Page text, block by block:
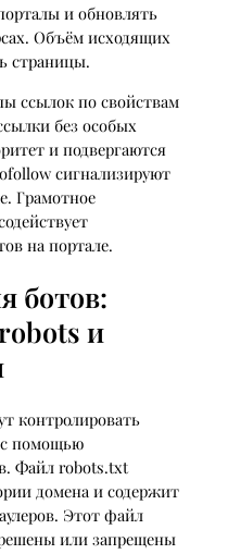
и обновлять
Объём исходящих
страницы.
ссылок по свойствам
без особых
и подвергаются
сигнализируют
Грамотное
на портале.
ботов:
и
контролировать
с помощью
Файл robots.txt
домена и содержит
Этот файл
или запрещены